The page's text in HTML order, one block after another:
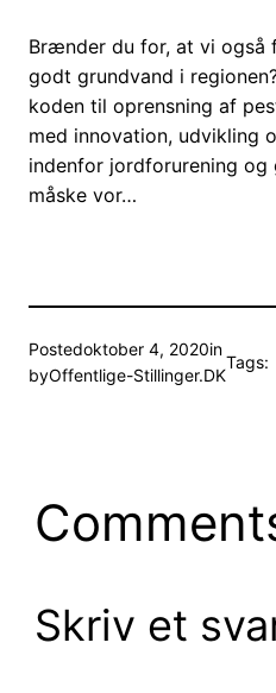
Brænder du for, at vi også
godt grundvand i
koden til oprensning af
med innovation, udvikling
indenfor jordforurening og
måske vor…
Postedoktober 4, 2020in
byOffentlige-Stillinger.DK
Tags:
Skriv et